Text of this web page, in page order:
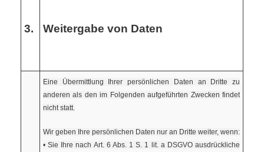
3. Weitergabe von Daten
Eine Übermittlung Ihrer persönlichen Daten an Dritte zu
anderen als den im Folgenden aufgeführten Zwecken findet
nicht statt.
Wir geben Ihre persönlichen Daten nur an Dritte weiter, wenn:
• Sie Ihre nach Art. 6 Abs. 1 S. 1 lit. a DSGVO ausdrückliche